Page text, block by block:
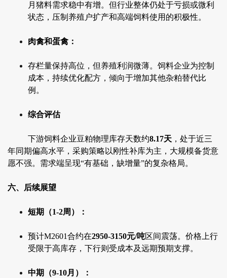
月猪料需求稳中有增。但行业整体仍处于亏损或微利
状态，压制养殖户扩产和高端饲料使用的积极性。
肉禽和蛋禽：
存栏量保持高位，但养殖利润微薄。饲料企业为控制
成本，持续优化配方，倾向于增加其他杂粕替代比
例。
综合评估
下游饲料企业豆粕物理库存天数约8.17天 ，处于近三
年同期偏高水平，采购策略以刚性补库为主，大规模备货意
愿不强。需求端呈现“有基础，缺增量”的复杂格局。
六、后续展望
短期（1-2周）：
预计M2601合约在2950-3150元/吨区间震荡。价格上行
受限于高库存，下行则受成本及远期预期支撑。
中期（9-10月）：